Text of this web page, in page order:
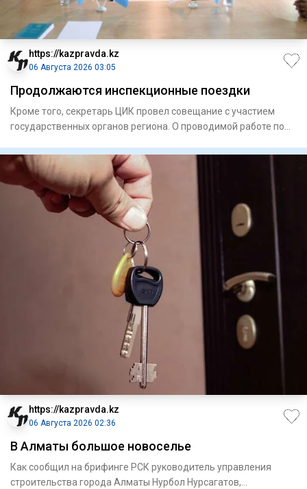
https://kazpravda.kz
06 Августа 2026 03:05
Продолжаются инспекционные поездки
Кроме того, секретарь ЦИК провел совещание с участием
государственных органов региона. О проводимой работе по
https://kazpravda.kz
06 Августа 2026 02:36
В Алматы большое новоселье
Как сообщил на брифинге РСК руководитель управления
строи­тельства города Алматы Нурбол Нурсагатов,